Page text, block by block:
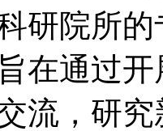
研院所
在通过
流，研